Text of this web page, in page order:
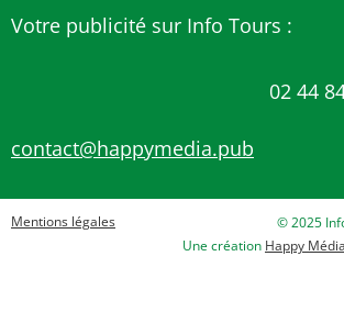
Votre publicité sur Info Tours :
02 44
contact@happymedia.pub
Mentions légales © 2025
Une création Happy Média